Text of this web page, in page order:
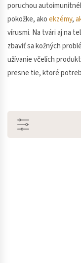
poruchou
pokožke, akoekzémy,
vírusmi. Na tvári aj na
zbaviť sa kožných
užívanie včelích
presne tie, ktoré